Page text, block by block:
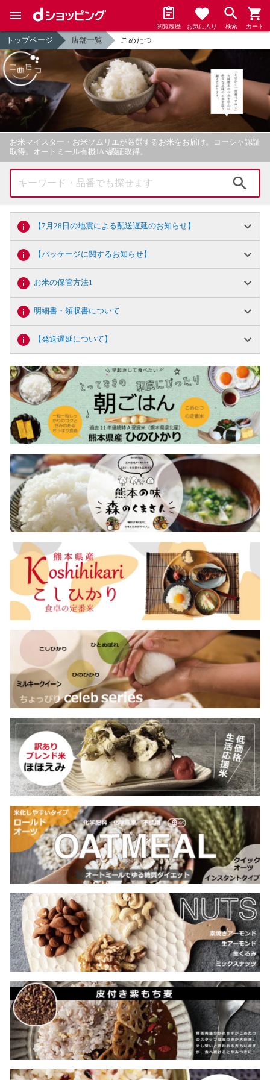
閲覧履歴 お気に入り 検索 カート
トップページ 店舗一覧 こめたつ
お米マイスター・お米ソムリエが厳選するお米をお届け。コーシャ認証
取得。オートミール有機JAS認証取得。
【7月28日の地震による配送遅延のお知らせ】
【パッケージに関するお知らせ】
お米の保管方法1
明細書・領収書について
【発送遅延について】